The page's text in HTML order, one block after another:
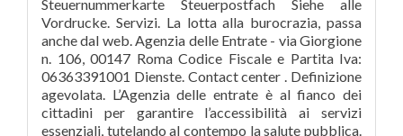
Steuernummerkarte Steuerpostfach Siehe alle
Vordrucke. Servizi. La lotta alla burocrazia, passa
anche dal web. Agenzia delle Entrate - via Giorgione
n. 106, 00147 Roma Codice Fiscale e Partita Iva:
06363391001 Dienste. Contact center . Definizione
agevolata. L’Agenzia delle entrate è al fianco dei
cittadini per garantire l’accessibilità ai servizi
essenziali, tutelando al contempo la salute pubblica.